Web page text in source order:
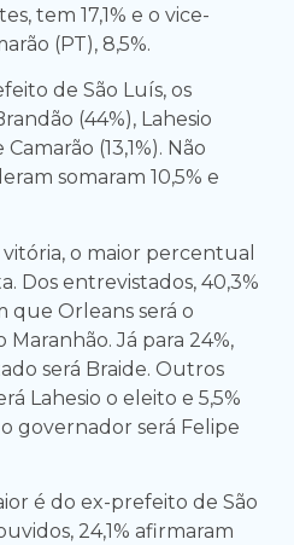
tem 17,1% e o vice-
(PT), 8,5%.
de São Luís, os
(44%), Lahesio
(13,1%). Não
somaram 10,5% e
o maior percentual
Dos entrevistados, 40,3%
que Orleans será o
Já para 24%,
será Braide. Outros
Lahesio o eleito e 5,5%
governador será Felipe
é do ex-prefeito de São
24,1% afirmaram